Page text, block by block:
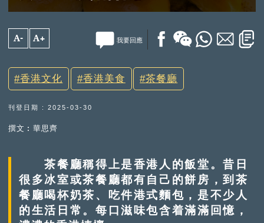
A- A+ 我要回應
香港文化 香港美食 茶餐廳
刊登日期 : 2025-03-30
撰文︰華思齊
茶餐廳稱得上是香港人的飯堂。昔日
很多冰室或茶餐廳都有自己的餅房，到茶
餐廳喝杯奶茶、吃件港式麵包，是不少人
的生活日常。每口滋味包含着滿滿回憶，